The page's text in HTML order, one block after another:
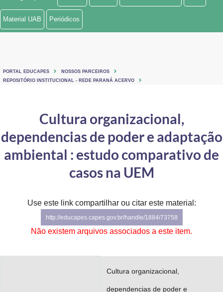
Ministério de Minas e Energia
Ministério do Turismo
Controladoria-Geral da União
Ministério da Mulher, da Família e dos Direitos Humanos
Gabinete de Segurança Institucional
Advocacia-Geral da União
Material UAB Periódicos
PORTAL EDUCAPES
NOSSOS PARCEIROS
REPOSITÓRIO INSTITUCIONAL - REDE PARANÁ ACERVO
Cultura organizacional,
dependencias de poder e adaptação
ambiental : estudo comparativo de
casos na UEM
Use este link compartilhar ou citar este material:
http://educapes.capes.gov.br/handle/1884/73758
Não existem arquivos associados a este item.
Cultura organizacional,
dependencias de poder e